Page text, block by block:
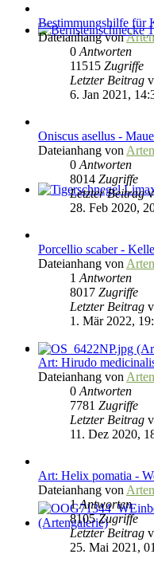
Bestimmungshilfe für
Dateianhangvon
0 Antworten
11515 Zugriffe
Letzter Beitrag
6. Jan 2021,
Oniscus asellus -
Dateianhang von
0 Antworten
8014 Zugriffe
Letzter Beitrag
28. Feb 2020,
Porcellio scaber -
Dateianhang von
1 Antworten
8017 Zugriffe
Letzter Beitrag
1. Mär 2022,
Art: Hirudo
Dateianhang von
0 Antworten
7781 Zugriffe
Letzter Beitrag
11. Dez 2020,
Art: Helix pomatia -
Dateianhang von
1Antworten
8105Zugriffe
Letzter Beitrag
25. Mai 2021,